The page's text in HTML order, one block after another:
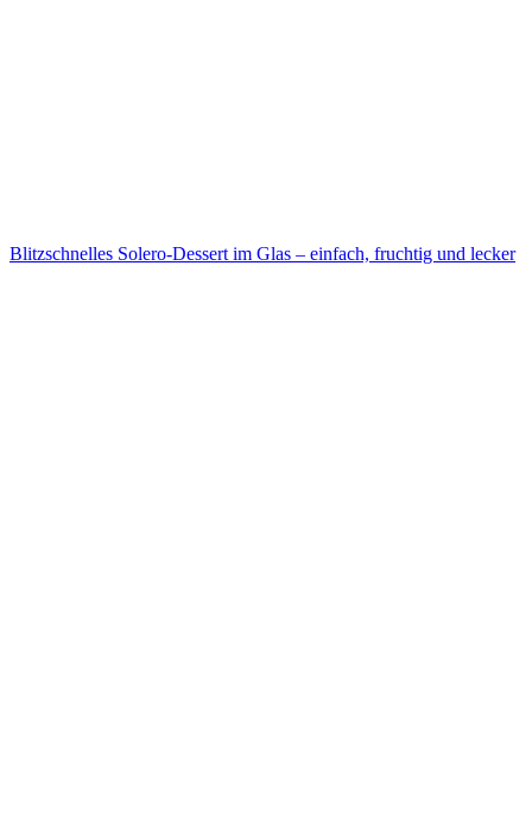
Blitzschnelles Solero-Dessert im Glas – einfach, fruchtig und lecker